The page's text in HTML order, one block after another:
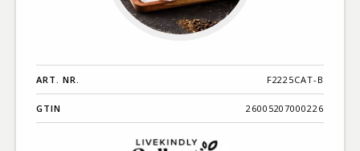
ART. NR. F2225CAT-B
GTIN 26005207000226